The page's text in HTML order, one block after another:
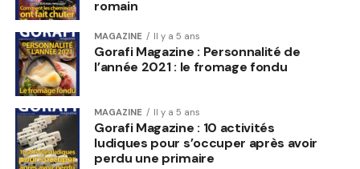
romain
MAGAZINE Il y a 5 ans
Gorafi Magazine : Personnalité de
l’année 2021 : le fromage fondu
MAGAZINE Il y a 5 ans
Gorafi Magazine : 10 activités
ludiques pour s’occuper après avoir
perdu une primaire